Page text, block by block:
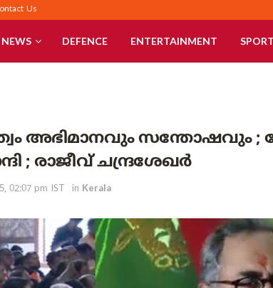
Us
NEWS DEFENCE ENTERTAINMENT
അഭിമാനവും സന്തോഷവും ;
; രാജീവ് ചന്ദ്രശേഖർ
02:07 pm IST in Kerala